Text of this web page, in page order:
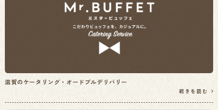
滋賀のケータリング・オードブルデリバリー
続きを読む